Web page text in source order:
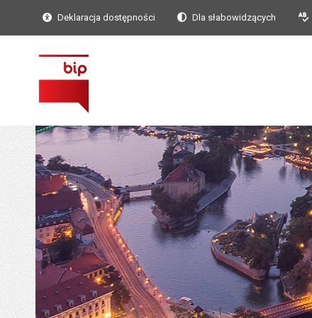
Deklaracja dostępności Dla słabowidzących